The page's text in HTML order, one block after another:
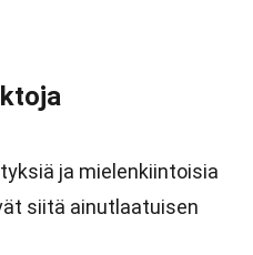
ja mielenkiintoisia
siitä ainutlaatuisen